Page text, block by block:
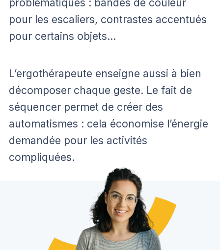
problématiques : bandes de couleur
pour les escaliers, contrastes accentués
pour certains objets…
L’ergothérapeute enseigne aussi à bien
décomposer chaque geste. Le fait de
séquencer permet de créer des
automatismes : cela économise l’énergie
demandée pour les activités
compliquées.